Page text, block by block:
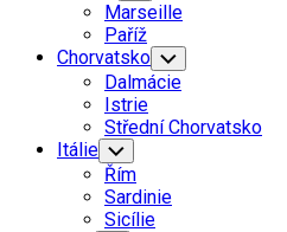
Child
Menu
Marseille
Paříž
Chorvatsko Toggle
Child
Menu
Dalmácie
Istrie
Střední Chorvatsko
Itálie Toggle
Child
Menu
Řím
Sardinie
Sicílie